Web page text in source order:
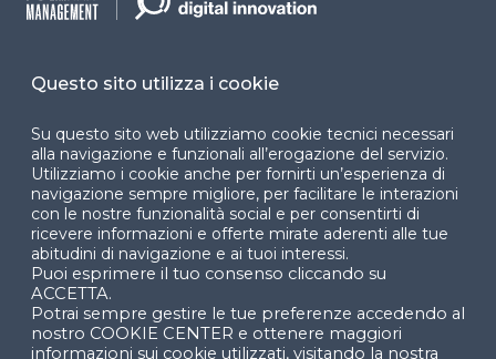
Facebook LinkedIn
© 2024 Copyright © Politecnico di Milano Dipartimento
di Ingegneria Gestionale
Questo sito utilizza i cookie
Su questo sito web utilizziamo cookie tecnici necessari
alla navigazione e funzionali all’erogazione del servizio.
Utilizziamo i cookie anche per fornirti un’esperienza di
navigazione sempre migliore, per facilitare le interazioni
con le nostre funzionalità social e per consentirti di
ricevere informazioni e offerte mirate aderenti alle tue
abitudini di navigazione e ai tuoi interessi.
Puoi esprimere il tuo consenso cliccando su
ACCETTA.
Potrai sempre gestire le tue preferenze accedendo al
nostro COOKIE CENTER e ottenere maggiori
informazioni sui cookie utilizzati, visitando la nostra